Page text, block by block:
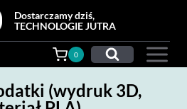
Dostarczamy dziś,
TECHNOLOGIE JUTRA
0
(wydruk 3D,